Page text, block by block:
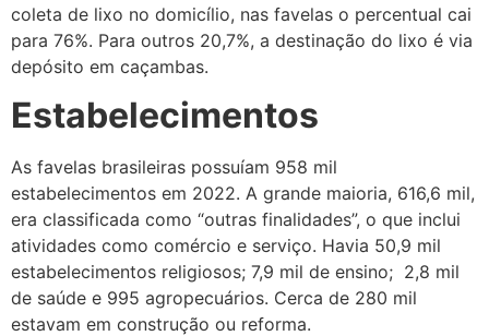
coleta de lixo no domicílio, nas favelas o percentual cai
para 76%. Para outros 20,7%, a destinação do lixo é via
depósito em caçambas.
Estabelecimentos
As favelas brasileiras possuíam 958 mil
estabelecimentos em 2022. A grande maioria, 616,6 mil,
era classificada como “outras finalidades”, o que inclui
atividades como comércio e serviço. Havia 50,9 mil
estabelecimentos religiosos; 7,9 mil de ensino; 2,8 mil
de saúde e 995 agropecuários. Cerca de 280 mil
estavam em construção ou reforma.